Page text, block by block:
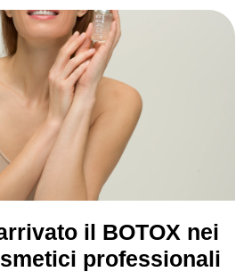
il BOTOX nei
professionali